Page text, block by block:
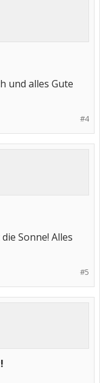
und alles Gute
#4
Sonne! Alles
#5